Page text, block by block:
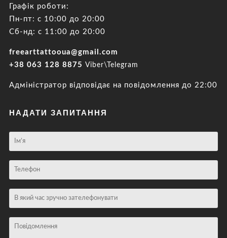
Графік роботи:
Пн-пт: с 10:00 до 20:00
Сб-нд: с 11:00 до 20:00
freearttattooua@gmail.com
+38 063 128 8875 Viber\Telegram
Адміністратор відповідає на повідомлення до 22:00
НАДАТИ ЗАПИТАННЯ